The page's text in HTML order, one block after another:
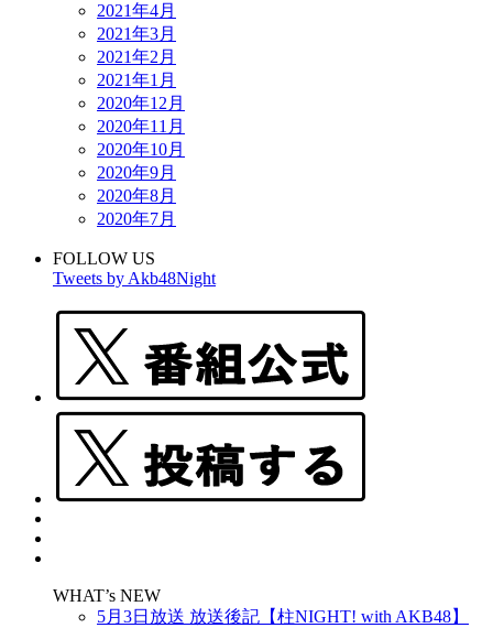
2021年4月
2021年3月
2021年2月
2021年1月
2020年12月
2020年11月
2020年10月
2020年9月
2020年8月
2020年7月
FOLLOW US
Tweets by Akb48Night
WHAT’s NEW
5月3日放送 放送後記【柱NIGHT! with AKB48】